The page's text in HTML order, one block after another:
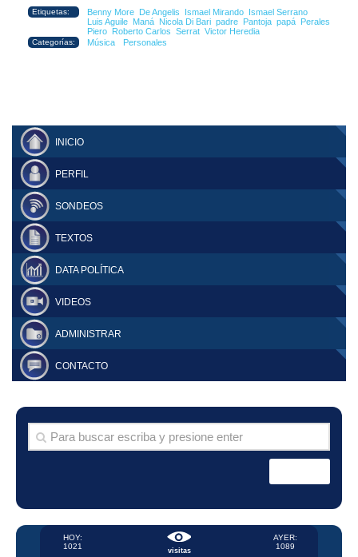
Etiquetas: Benny More De Angelis Ismael Mirando
Ismael Serrano
Luis Aguile Maná Nicola Di Bari padre Pantoja papá
Perales
Piero
Roberto Carlos Serrat Victor Heredia
Categorías: Música Personales
INICIO
PERFIL
SONDEOS
TEXTOS
DATA POLÍTICA
VIDEOS
ADMINISTRAR
CONTACTO
visitas
HOY:
1021
AYER:
1089